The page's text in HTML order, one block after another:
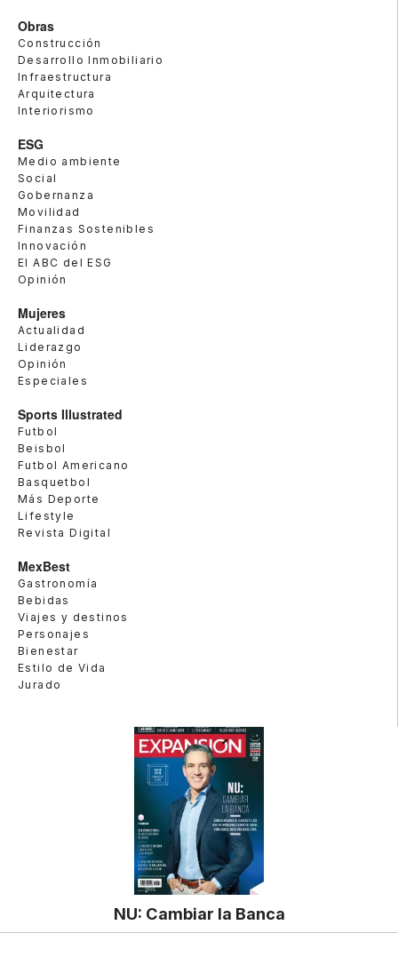
Obras
Construcción
Desarrollo Inmobiliario
Infraestructura
Arquitectura
Interiorismo
ESG
Medio ambiente
Social
Gobernanza
Movilidad
Finanzas Sostenibles
Innovación
El ABC del ESG
Opinión
Mujeres
Actualidad
Liderazgo
Opinión
Especiales
Sports Illustrated
Futbol
Beisbol
Futbol Americano
Basquetbol
Más Deporte
Lifestyle
Revista Digital
MexBest
Gastronomía
Bebidas
Viajes y destinos
Personajes
Bienestar
Estilo de Vida
Jurado
NU: Cambiar la Banca